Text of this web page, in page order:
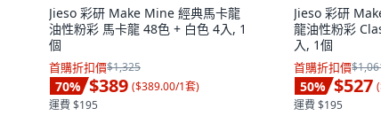
Jieso 彩研 Make Mine 經典馬卡龍
油性粉彩 馬卡龍 48色 + 白色 4入, 1
個
首購折扣價$1,325
70% $389 ($389.00/1套)
運費 $195
Jieso 彩研
龍油性粉彩
入, 1個
首購折扣價
50% $527 (
運費 $195